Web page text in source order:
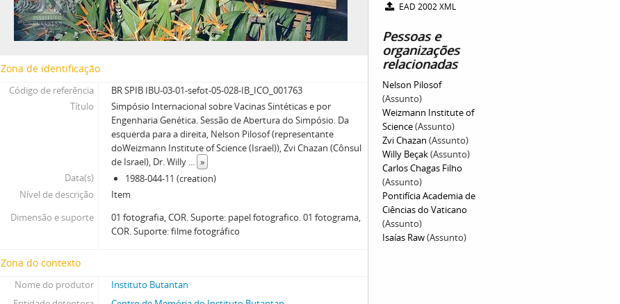
Zona de identificação
Código de referência
BR SPIB IBU-03-01-sefot-05-028-IB_ICO_001763
Título
Simpósio Internacional sobre Vacinas Sintéticas e por
Engenharia Genética. Sessão de Abertura do Simpósio. Da
esquerda para a direita, Nelson Pilosof (representante
doWeizmann Institute of Science (Israel)), Zvi Chazan (Cônsul
de Israel), Dr. Willy ... »
Data(s)
1988-044-11 (creation)
Nível de descrição
Item
Dimensão e suporte
01 fotografia, COR. Suporte: papel fotografico. 01 fotograma,
COR. Suporte: filme fotográfico
Zona do contexto
Nome do produtor
Instituto Butantan
EAD 2002 XML
Pessoas e
organizações
relacionadas
Nelson Pilosof
(Assunto)
Weizmann Institute of
Science(Assunto)
Zvi Chazan (Assunto)
Willy Beçak(Assunto)
Carlos Chagas Filho
(Assunto)
Pontifícia Academia de
Ciências do Vaticano
(Assunto)
Isaías Raw(Assunto)